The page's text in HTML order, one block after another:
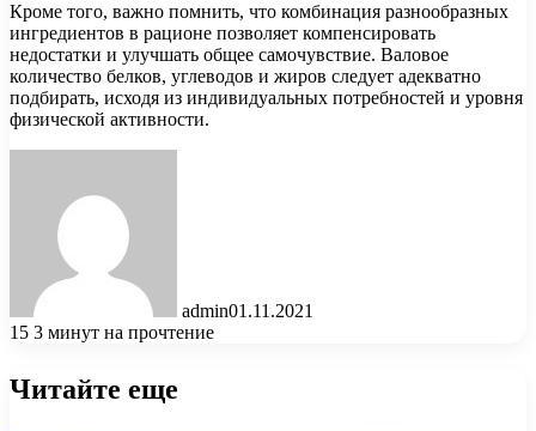
Кроме того, важно помнить, что комбинация разнообразных
ингредиентов в рационе позволяет компенсировать
недостатки и улучшать общее самочувствие. Валовое
количество белков, углеводов и жиров следует адекватно
подбирать, исходя из индивидуальных потребностей и уровня
физической активности.
admin01.11.2021
15 3 минут на прочтение
Читайте еще